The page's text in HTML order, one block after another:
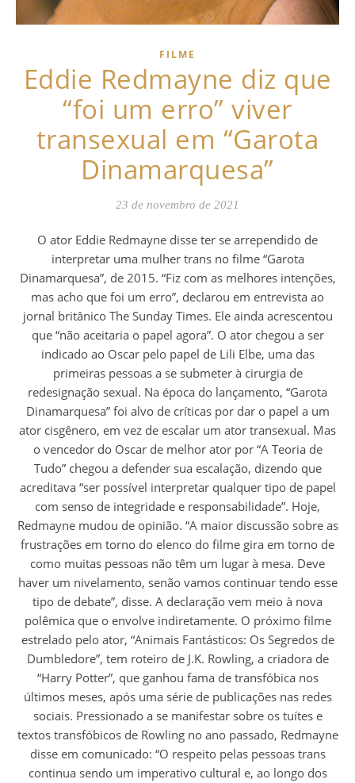
FILME
Eddie Redmayne diz que
“foi um erro” viver
transexual em “Garota
Dinamarquesa”
23 de novembro de 2021
O ator Eddie Redmayne disse ter se arrependido de
interpretar uma mulher trans no filme “Garota
Dinamarquesa”, de 2015. “Fiz com as melhores intenções,
mas acho que foi um erro”, declarou em entrevista ao
jornal britânico The Sunday Times. Ele ainda acrescentou
que “não aceitaria o papel agora”. O ator chegou a ser
indicado ao Oscar pelo papel de Lili Elbe, uma das
primeiras pessoas a se submeter à cirurgia de
redesignação sexual. Na época do lançamento, “Garota
Dinamarquesa” foi alvo de críticas por dar o papel a um
ator cisgênero, em vez de escalar um ator transexual. Mas
o vencedor do Oscar de melhor ator por “A Teoria de
Tudo” chegou a defender sua escalação, dizendo que
acreditava “ser possível interpretar qualquer tipo de papel
com senso de integridade e responsabilidade”. Hoje,
Redmayne mudou de opinião. “A maior discussão sobre as
frustrações em torno do elenco do filme gira em torno de
como muitas pessoas não têm um lugar à mesa. Deve
haver um nivelamento, senão vamos continuar tendo esse
tipo de debate”, disse. A declaração vem meio à nova
polêmica que o envolve indiretamente. O próximo filme
estrelado pelo ator, “Animais Fantásticos: Os Segredos de
Dumbledore”, tem roteiro de J.K. Rowling, a criadora de
“Harry Potter”, que ganhou fama de transfóbica nos
últimos meses, após uma série de publicações nas redes
sociais. Pressionado a se manifestar sobre os tuítes e
textos transfóbicos de Rowling no ano passado, Redmayne
disse em comunicado: “O respeito pelas pessoas trans
continua sendo um imperativo cultural e, ao longo dos